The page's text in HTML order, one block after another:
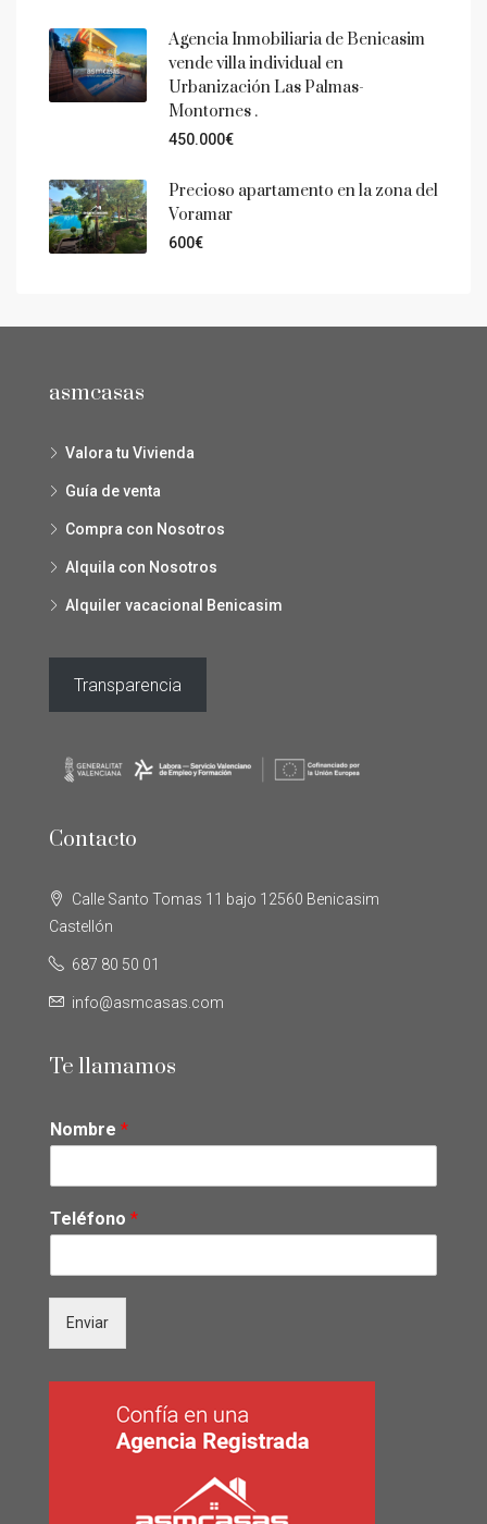
Agencia Inmobiliaria de Benicasim
vende villa individual en
Urbanización Las Palmas-
Montornes .
450.000€
Precioso apartamento en la zona del
Voramar
600€
asmcasas
Valora tu Vivienda
Guía de venta
Compra con Nosotros
Alquila con Nosotros
Alquiler vacacional Benicasim
Transparencia
Contacto
Calle Santo Tomas 11 bajo 12560 Benicasim
Castellón
687 80 50 01
info@asmcasas.com
Te llamamos
Nombre *
Teléfono *
Enviar